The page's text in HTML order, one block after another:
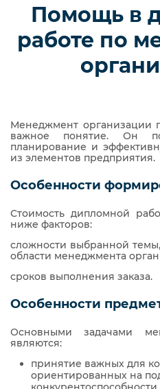
Помощь в
работе по
Менеджмент организации
важное понятие. Он
планирование и
из элементов предприятия.
Особенности
Стоимость дипломной
ниже факторов:
сложности выбранной
области менеджмента
сроков выполнения заказа.
Особенности
Основными задачами
являются:
принятие важных для
ориентированных на